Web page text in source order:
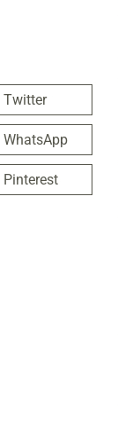
Twitter
WhatsApp
Pinterest